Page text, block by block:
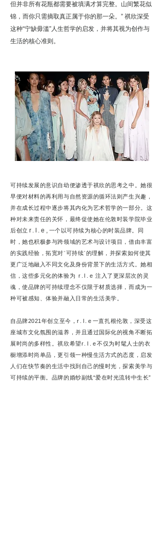
但并非所有花瓶都需要被填满才算完整。山间繁花似
锦，而你只需摘取真正属于你的那一朵。” 祺欣深受
这种“宁缺毋滥”人生哲学的启发，并将其视为创作与
生活的核心准则。
可持续发展的意识自幼便渗透于祺欣的思考之中。她很
早便对材料的再利用与自然资源的循环法则产生兴趣，
并在成长过程中逐步将其内化为艺术哲学的一部分。这
种对未来责任的关怀，最终促使她在伦敦时装学院毕业
后创立r.l.e, 一个以可持续为核心的时装品牌。同
时，她也积极参与跨领域的艺术与设计项目，借由丰富
的实践经验，拓宽对“可持续”的理解，并探索如何使其
更广泛地融入不同文化及身份背景下的生活方式。她相
信，这些多元化的体验为 r.l.e 注入了更深层次的灵
魂，使品牌的可持续理念不仅限于材质选择，而成为一
种可被感知、体验并融入日常的生活美学。
自品牌2021 年创立至今，r.l.e 一直扎根伦敦，深受这
座城市文化氛围的滋养，并且通过国际化的视角不断拓
展时尚的多样性。祺欣希望r.l.e不仅为时髦人士的衣
橱增添时尚单品，更引领一种慢生活方式的态度，启发
人们在快节奏的生活中找到自己的慢时光，探索美学与
可持续的平衡。品牌的婚纱副线“爱在时光流转中生长”